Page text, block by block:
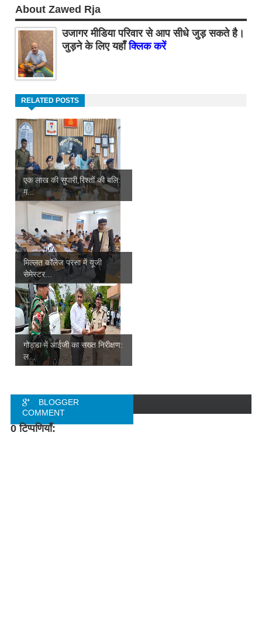
About Zawed Rja
उजागर मीडिया परिवार से आप सीधे जुड़ सकते है।
जुड़ने के लिए यहाँक्लिक करें
RELATED POSTS
एक लाख की सुपारी,रिश्तों की बलि:
म...
मिल्लत कॉलेज परसा में यूजी
सेमेस्टर...
गोड्डा में आईजी का सख्त निरीक्षण:
ल...
BLOGGER
COMMENT
0 टिप्पणियाँ: